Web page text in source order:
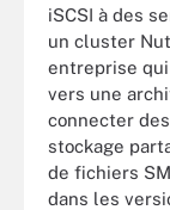
iSCSI à des
un cluster
entreprise
vers une
connecter
stockage
de fichiers
dans les